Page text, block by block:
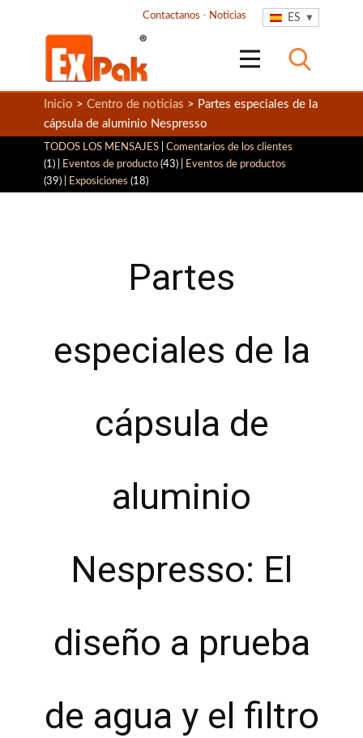
ES
Contactanos - Noticias
Inicio > Centro de noticias > Partes especiales de la
cápsula de aluminio Nespresso
TODOS LOS MENSAJES
Comentarios de los clientes
(1) |
Eventos de producto (43) |
Eventos de productos
(39) |
Exposiciones (18)
Partes
especiales de la
cápsula de
aluminio
Nespresso: El
diseño a prueba
de agua y el filtro